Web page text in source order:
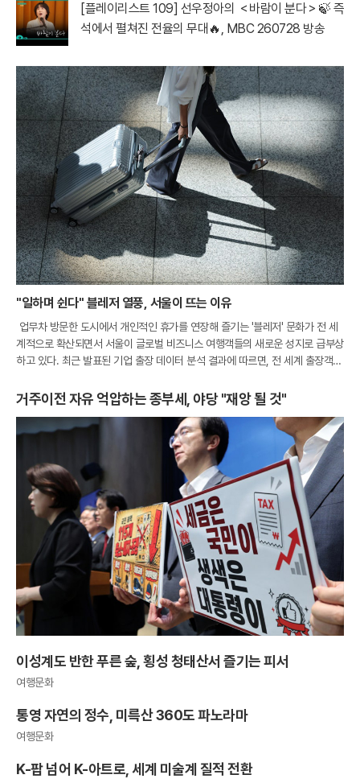
[플레이리스트 109] 선우정아의 ＜바람이 분다＞🍃 즉
석에서 펼쳐진 전율의 무대🔥, MBC 260728 방송
"일하며 쉰다" 블레저 열풍, 서울이 뜨는 이유
업무차 방문한 도시에서 개인적인 휴가를 연장해 즐기는 '블레저' 문화가 전 세
계적으로 확산되면서 서울이 글로벌 비즈니스 여행객들의 새로운 성지로 급부상
하고 있다. 최근 발표된 기업 출장 데이터 분석 결과에 따르면, 전 세계 출장객들
거주이전 자유 억압하는 종부세, 야당 "재앙 될 것"
이성계도 반한 푸른 숲, 횡성 청태산서 즐기는 피서
여행문화
통영 자연의 정수, 미륵산 360도 파노라마
여행문화
K-팝 넘어 K-아트로, 세계 미술계 질적 전환